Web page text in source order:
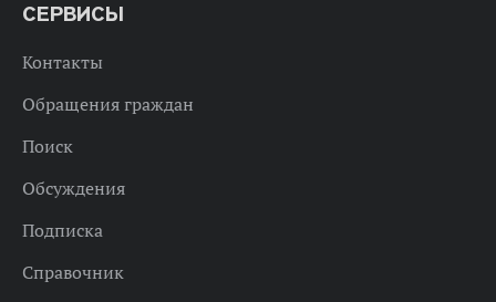
СЕРВИСЫ
Контакты
Обращения граждан
Поиск
Обсуждения
Подписка
Справочник